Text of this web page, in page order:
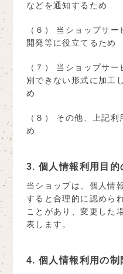
などを通知するため
（６） 当ショップサ
開発等に役立てるため
（７） 当ショップサ
別できない形式に加工
め
（８） その他、上記
め
3. 個人情報利用目的
当ショップは、個人情
すると合理的に認めら
ことがあり、変更した
表します。
4. 個人情報利用の制